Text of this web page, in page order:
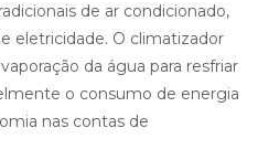
de ar condicionado,
eletricidade. O climatizador
da água para resfriar
o consumo de energia
nas contas de